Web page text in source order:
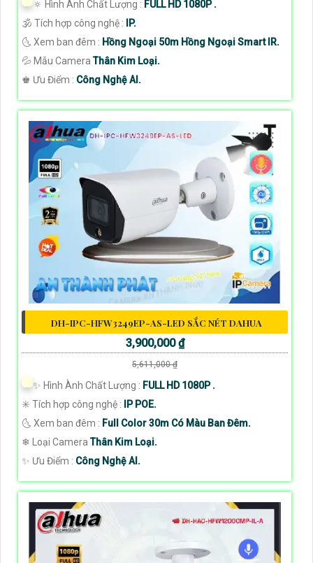
🔅 Hình Ành Chất Lượng : FULL HD 1080P .
🕉️ Tích hợp công nghệ :
IP.
🌜 Xem ban đêm : Hồng Ngoại 50m Hồng Ngoại Smart IR.
💦 Mẫu CameraThân Kim Loại.
️♚ Ưu Điểm : Công Nghệ AI.
DH-IPC-HFW3249EP-AS-LED SẮC NÉT DAHUA
3,900,000 ₫
5,611,000 ₫
✨ Hình Ành Chất Lượng : FULL HD 1080P .
✳️ Tích hợp công nghệ :
IP POE.
🌜 Xem ban đêm : Full Color 30m Có Màu Ban Đêm.
❄ Loại CameraThân Kim Loại.
️✨ Ưu Điểm : Công Nghệ AI.